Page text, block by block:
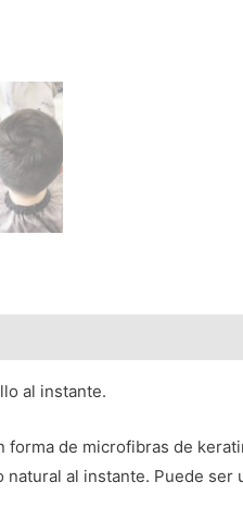
al instante.
forma de microfibras de
al instante. Puede ser